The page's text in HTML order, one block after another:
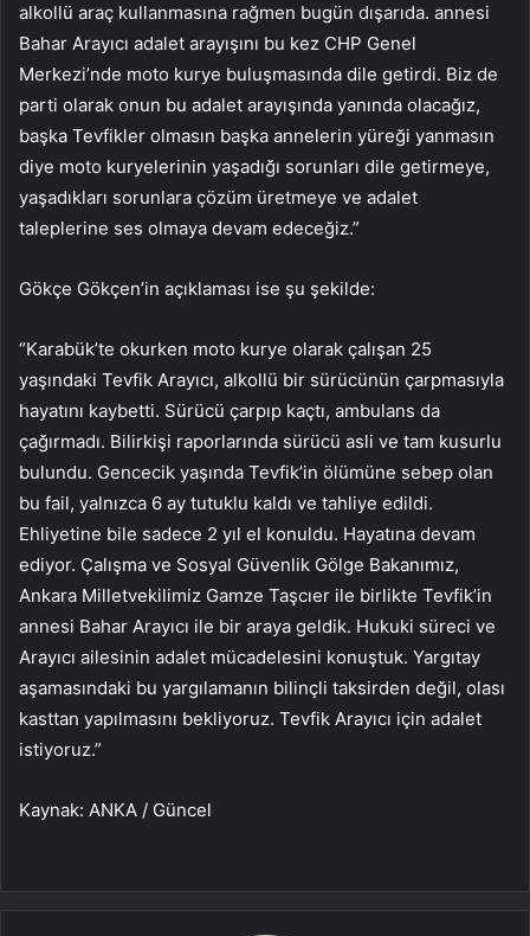
alkollü araç kullanmasına rağmen bugün dışarıda. annesi
Bahar Arayıcı adalet arayışını bu kez CHP Genel
Merkezi’nde moto kurye buluşmasında dile getirdi. Biz de
parti olarak onun bu adalet arayışında yanında olacağız,
başka Tevfikler olmasın başka annelerin yüreği yanmasın
diye moto kuryelerinin yaşadığı sorunları dile getirmeye,
yaşadıkları sorunlara çözüm üretmeye ve adalet
taleplerine ses olmaya devam edeceğiz.”
Gökçe Gökçen’in açıklaması ise şu şekilde:
“Karabük’te okurken moto kurye olarak çalışan 25
yaşındaki Tevfik Arayıcı, alkollü bir sürücünün çarpmasıyla
hayatını kaybetti. Sürücü çarpıp kaçtı, ambulans da
çağırmadı. Bilirkişi raporlarında sürücü asli ve tam kusurlu
bulundu. Gencecik yaşında Tevfik’in ölümüne sebep olan
bu fail, yalnızca 6 ay tutuklu kaldı ve tahliye edildi.
Ehliyetine bile sadece 2 yıl el konuldu. Hayatına devam
ediyor. Çalışma ve Sosyal Güvenlik Gölge Bakanımız,
Ankara Milletvekilimiz Gamze Taşcıer ile birlikte Tevfik’in
annesi Bahar Arayıcı ile bir araya geldik. Hukuki süreci ve
Arayıcı ailesinin adalet mücadelesini konuştuk. Yargıtay
aşamasındaki bu yargılamanın bilinçli taksirden değil, olası
kasttan yapılmasını bekliyoruz. Tevfik Arayıcı için adalet
istiyoruz.”
Kaynak: ANKA / Güncel